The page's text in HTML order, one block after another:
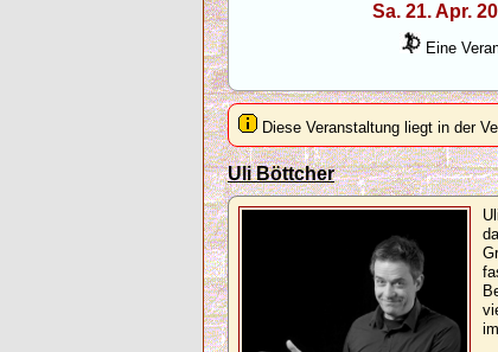
Sa. 21. Apr.
Eine
Diese Veranstaltung liegt in der
Uli Böttcher